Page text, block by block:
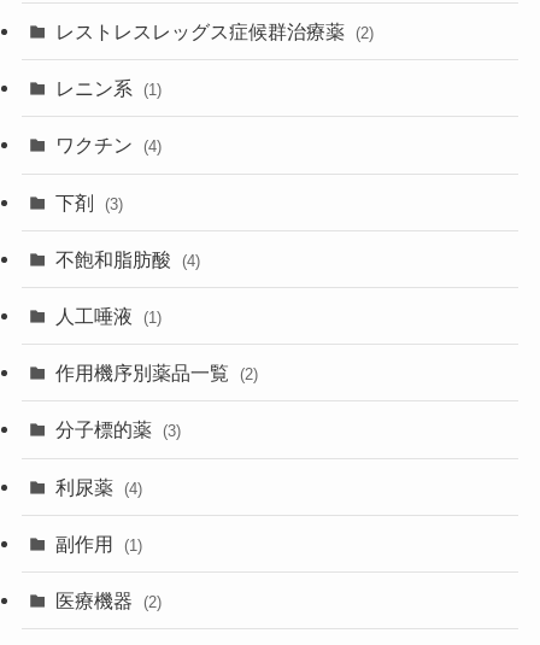
レストレスレッグス症候群治療薬 (2)
レニン系 (1)
ワクチン (4)
下剤 (3)
不飽和脂肪酸 (4)
人工唾液 (1)
作用機序別薬品一覧 (2)
分子標的薬 (3)
利尿薬 (4)
副作用 (1)
医療機器 (2)